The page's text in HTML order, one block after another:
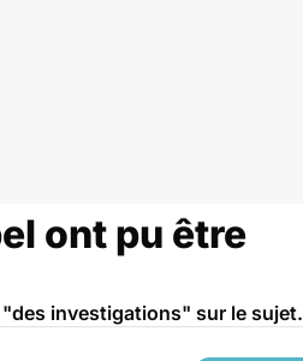
ont pu être
"des investigations" sur le sujet.